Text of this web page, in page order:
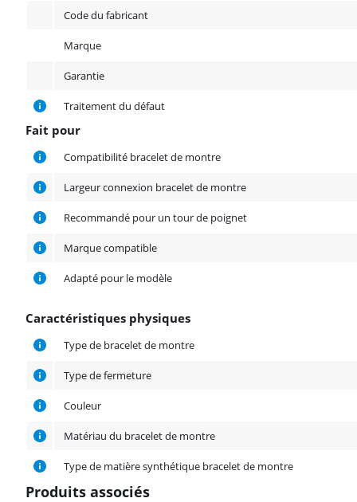
Code du fabricant
Marque
Garantie
Traitement du défaut
Fait pour
Fait pour
Compatibilité bracelet de montre
Largeur connexion bracelet de montre
Recommandé pour un tour de poignet
Marque compatible
Adapté pour le modèle
Caractéristiques physiques
Caractéristiques physiques
Type de bracelet de montre
Type de fermeture
Couleur
Matériau du bracelet de montre
Type de matière synthétique bracelet de montre
Produits associés